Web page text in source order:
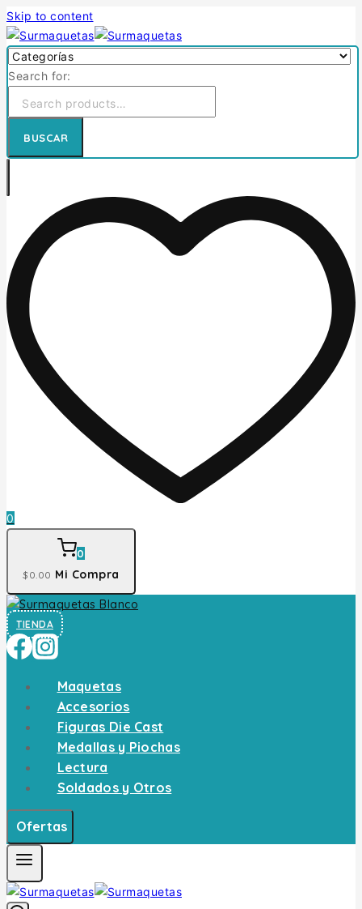
Skip to content
Search for:
BUSCAR
0
0
$0 .00 Mi Compra
TIENDA
Maquetas
Accesorios
Figuras Die Cast
Medallas y Piochas
Lectura
Soldados y Otros
Ofertas